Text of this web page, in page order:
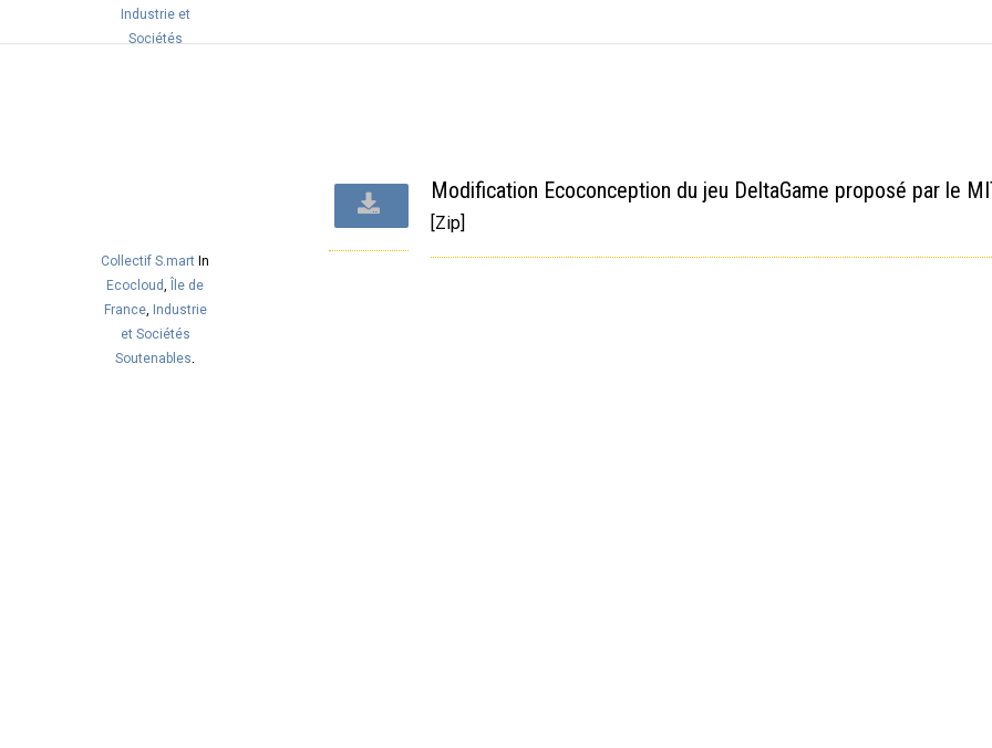
Industrie et
Sociétés
Collectif S.mart In
Ecocloud,
Île de
France, Industrie
et Sociétés
Soutenables,
Modification Ecoconception du jeu DeltaGame proposé par le
[Zip]